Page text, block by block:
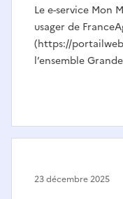
Le e-service Mon
usager de
(https://
l’ensemble
23 décembre 2025